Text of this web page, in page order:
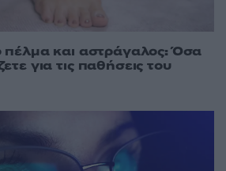
πέλμα και αστράγαλος: Όσα
για τις παθήσεις του